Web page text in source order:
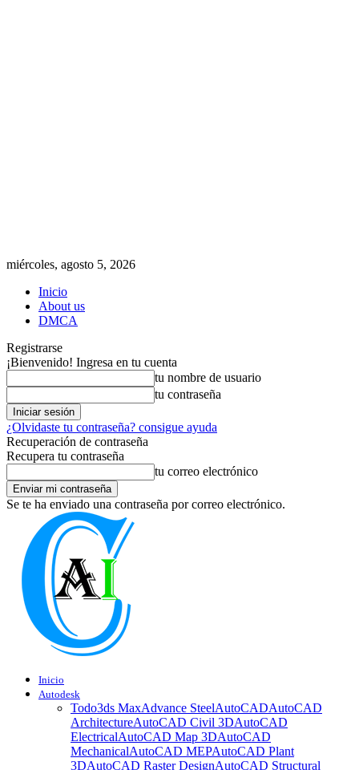
miércoles, agosto 5, 2026
Inicio
About us
DMCA
Registrarse
¡Bienvenido! Ingresa en tu cuenta
tu nombre de usuario
tu contraseña
¿Olvidaste tu contraseña? consigue ayuda
Recuperación de contraseña
Recupera tu contraseña
tu correo electrónico
Se te ha enviado una contraseña por correo electrónico.
Inicio
Autodesk
Todo3ds MaxAdvance SteelAutoCADAutoCAD
ArchitectureAutoCAD Civil 3DAutoCAD
ElectricalAutoCAD Map 3DAutoCAD
MechanicalAutoCAD MEPAutoCAD Plant
3DAutoCAD Raster DesignAutoCAD Structural